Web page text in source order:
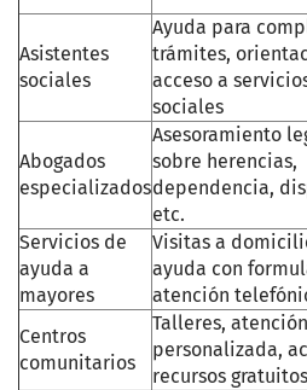
Asistentes
sociales
Ayuda para
trámites,
acceso a
sociales
Abogados
especializados
Asesoramiento
sobre herencias,
dependencia,
etc.
Servicios de
ayuda a
mayores
Visitas a
ayuda con
atención
Centros
comunitarios
Talleres, atención
personalizada,
recursos gratuitos